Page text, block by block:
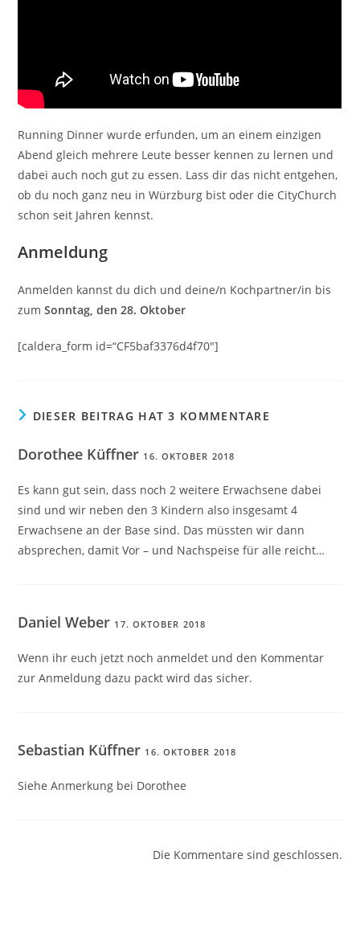
Running Dinner wurde erfunden, um an einem einzigen
Abend gleich mehrere Leute besser kennen zu lernen und
dabei auch noch gut zu essen. Lass dir das nicht entgehen,
ob du noch ganz neu in Würzburg bist oder die CityChurch
schon seit Jahren kennst.
Anmeldung
Anmelden kannst du dich und deine/n Kochpartner/in bis
zumSonntag, den 28. Oktober
[caldera_form id=“CF5baf3376d4f70″]
DIESER BEITRAG HAT 3 KOMMENTARE
Dorothee Küffner 16. OKTOBER 2018
Es kann gut sein, dass noch 2 weitere Erwachsene dabei
sind und wir neben den 3 Kindern also insgesamt 4
Erwachsene an der Base sind. Das müssten wir dann
absprechen, damit Vor – und Nachspeise für alle reicht…
Daniel Weber 17. OKTOBER 2018
Wenn ihr euch jetzt noch anmeldet und den Kommentar
zur Anmeldung dazu packt wird das sicher.
Sebastian Küffner 16. OKTOBER 2018
Siehe Anmerkung bei Dorothee
Die Kommentare sind geschlossen.